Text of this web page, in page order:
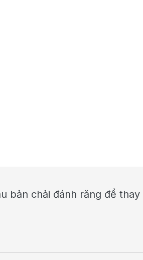
bản chải đánh răng để